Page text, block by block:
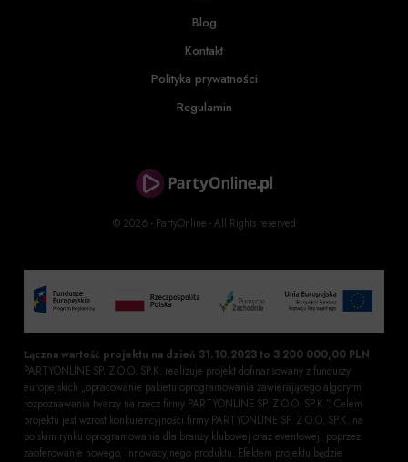
© 2026 - PartyOnline - All Rights reserved
Blog
Kontakt
Polityka prywatności
Regulamin
Łączna wartość projektu na dzień 31.10.2023 to 3 200 000,00 PLN
PARTYONLINE SP. Z O.O. SP.K. realizuje projekt dofinansowany z funduszy
europejskich „opracowanie pakietu oprogramowania zawierającego algorytm
rozpoznawania twarzy na rzecz firmy PARTYONLINE SP. Z O.O. SP.K.”. Celem
projektu jest wzrost konkurencyjności firmy PARTYONLINE SP. Z O.O. SP.K. na
polskim rynku oprogramowania dla branży klubowej oraz eventowej, poprzez
zaoferowanie nowego, innowacyjnego produktu. Efektem projektu będzie